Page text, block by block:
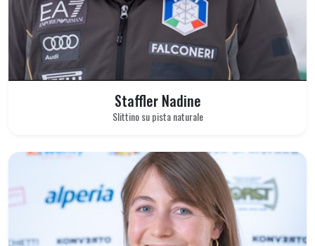
Staffler Nadine
Slittino su pista naturale